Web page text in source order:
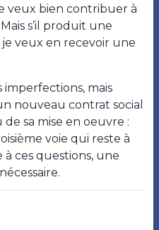
veux bien contribuer à
s’il produit une
veux en recevoir une
mais
nouveau contrat social
sa mise en oeuvre :
voie qui reste à
ces questions, une